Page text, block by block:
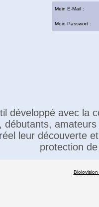
Mein E-Mail :
Mein Passwort :
développé avec la
débutants,
leur découverte
protection
Biolovision